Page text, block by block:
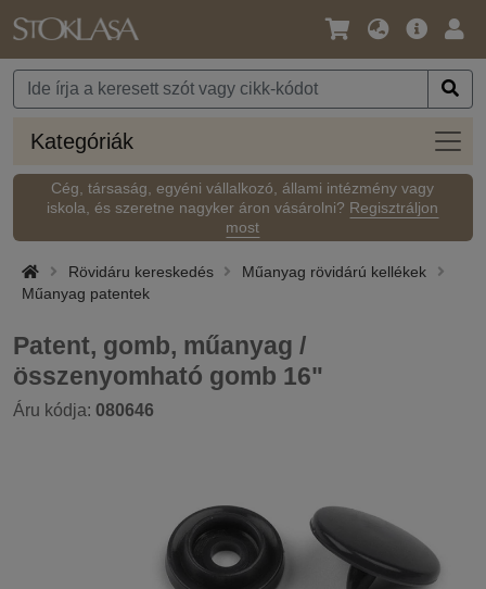
Nyelv
Pénznem
Fő
Kategóriák
Cég, társaság, egyéni vállalkozó, állami intézmény vagy
iskola, és szeretne nagyker áron vásárolni? Regisztráljon
most
Rövidáru kereskedés
Műanyag rövidárú kellékek
Műanyag patentek
Patent, gomb, műanyag /
összenyomható gomb 16"
Áru kódja: 080646